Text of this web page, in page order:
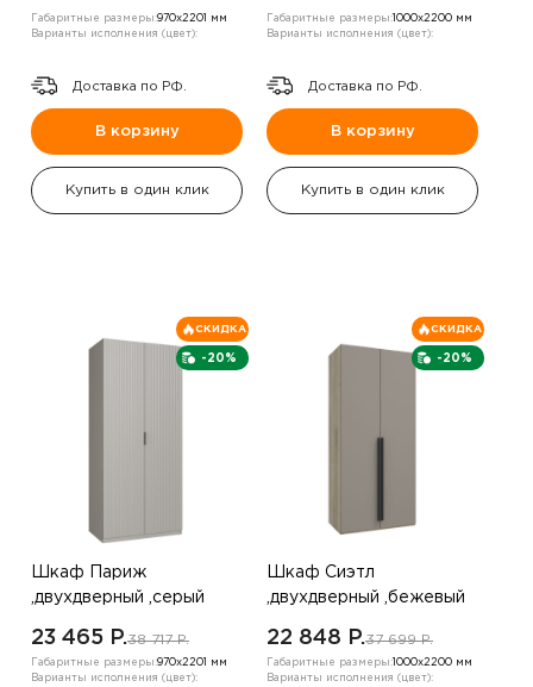
Габаритные размеры:970х2201 мм
Варианты исполнения (цвет):
Доставка по РФ.
В корзину
Купить в один клик
Габаритные размеры: 1000х2200 мм
Варианты исполнения (цвет):
Доставка по РФ.
В корзину
Купить в один клик
-20%
СКИДКА
Шкаф Париж
,двухдверный ,серый
23 465 P.38 717 P.
Габаритные размеры:970х2201 мм
Варианты исполнения (цвет):
-20%
СКИДКА
Шкаф Сиэтл
,двухдверный ,бежевый
22 848 P.37 699 P.
Габаритные размеры: 1000х2200 мм
Варианты исполнения (цвет):